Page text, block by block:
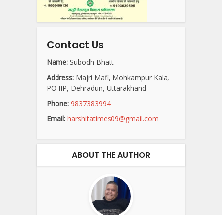
Contact Us
Name: Subodh Bhatt
Address: Majri Mafi, Mohkampur Kala,
PO IIP, Dehradun, Uttarakhand
Phone: 9837383994
Email: harshitatimes09@gmail.com
ABOUT THE AUTHOR